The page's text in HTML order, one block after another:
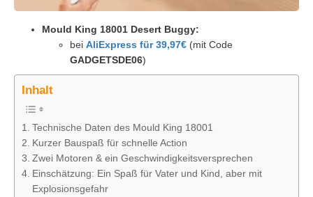
Mould King 18001 Desert Buggy:
bei AliExpress für 39,97€ (mit Code
GADGETSDE06)
Inhalt
Technische Daten des Mould King 18001
Kurzer Bauspaß für schnelle Action
Zwei Motoren & ein Geschwindigkeitsversprechen
Einschätzung: Ein Spaß für Vater und Kind, aber mit
Explosionsgefahr